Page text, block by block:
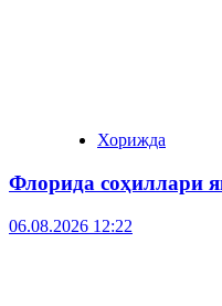
Хорижда
Флорида соҳиллари
06.08.2026 12:22